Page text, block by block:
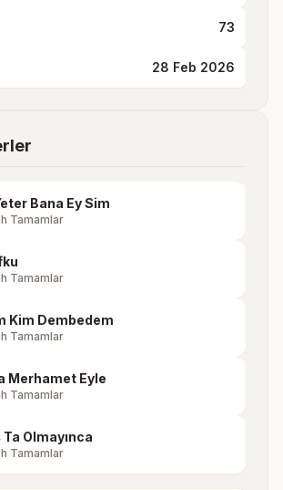
73
28 Feb 2026
Bana Ey Sim
Tamamlar
Tamamlar
Kim Dembedem
Tamamlar
Merhamet Eyle
Tamamlar
Olmayınca
Tamamlar